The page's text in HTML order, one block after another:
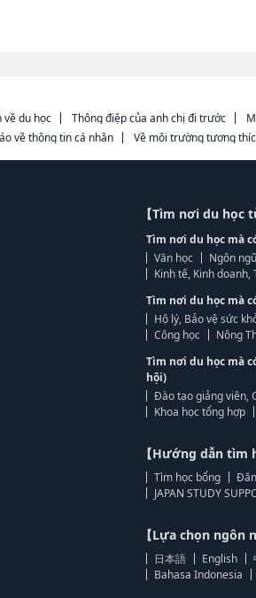
về du học Thông điệp của anh chị đi trước
về thông tin cá nhân Về môi trường tương
【Tìm nơi du học
Tìm nơi du học mà
Văn học
Ngôn
Kinh tế, Kinh
Tìm nơi du học mà
Hộ lý, Bảo vệ sức
Công học
Nông
Tìm nơi du học mà
hội)
Đào tạo giảng viên,
Khoa học tổng hợp
【Hướng dẫn tìm
Tìm học bổng
JAPAN STUDY
【Lựa chọn ngôn
日本語 English
Bahasa Indonesia